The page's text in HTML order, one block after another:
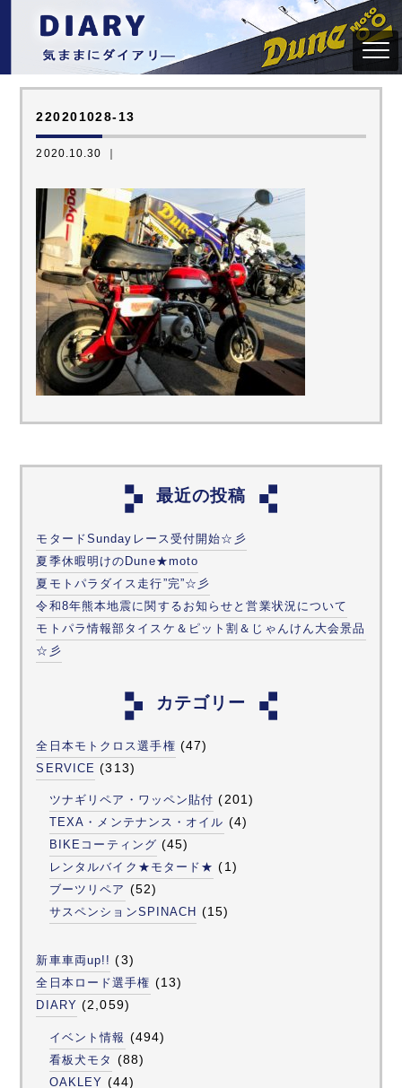
220201028-13
2020.10.30 ｜
最近の投稿
モタードSundayレース受付開始☆彡
夏季休暇明けのDune★moto
夏モトパラダイス走行”完”☆彡
令和8年熊本地震に関するお知らせと営業状況について
モトパラ情報部タイスケ＆ピット割＆じゃんけん大会景品
☆彡
カテゴリー
全日本モトクロス選手権 (47)
SERVICE (313)
ツナギリペア・ワッペン貼付 (201)
TEXA・メンテナンス・オイル (4)
BIKEコーティング (45)
レンタルバイク★モタード★ (1)
ブーツリペア (52)
サスペンションSPINACH (15)
新車車両up!! (3)
全日本ロード選手権 (13)
DIARY (2,059)
イベント情報 (494)
看板犬モタ (88)
OAKLEY (44)